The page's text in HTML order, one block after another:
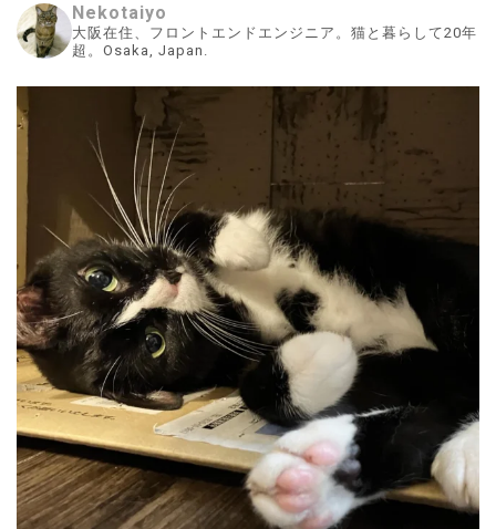
Nekotaiyo
大阪在住、フロントエンドエンジニア。猫と暮らして20年
超。Osaka, Japan.